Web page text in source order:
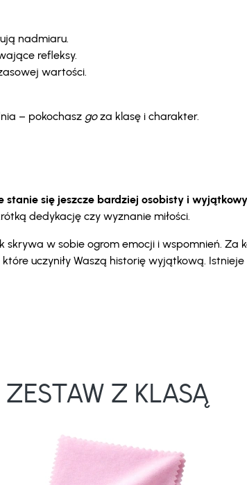
nadmiaru.
refleksy.
wartości.
– pokochasz goza klasę i charakter.
stanie się jeszcze bardziej osobisty i
dedykację czy wyznanie miłości.
w sobie ogrom emocji i wspomnień. Za
uczyniły Waszą historię wyjątkową.
ZESTAW Z KLASĄ